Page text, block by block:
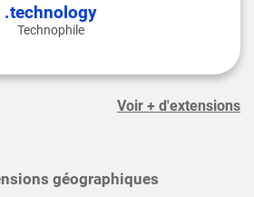
.technology
Technophile
Voir + d'extensions
géographiques